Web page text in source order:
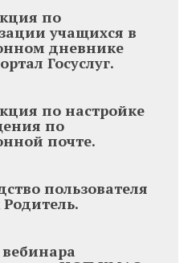
по
учащихся в
дневнике
Госуслуг.
по настройке
по
почте.
пользователя